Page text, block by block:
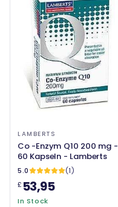
LAMBERTS
Co -Enzym Q10 200 mg -
60 Kapseln - Lamberts
5.0
(1)
£ 53,95
In Stock